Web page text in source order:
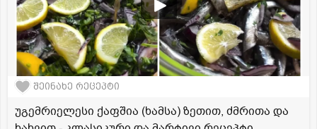
შეინახე რეცეპტი
უგემრიელესი ქაფშია (ხამსა) ზეთით, ძმრითა და